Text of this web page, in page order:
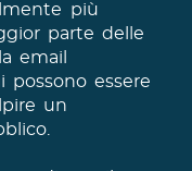
più
parte delle
email
essere
un